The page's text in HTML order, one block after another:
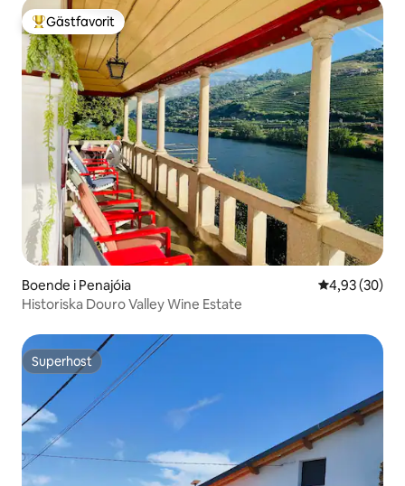
Populär gästfavorit
Gästfavorit
Boende i Penajóia 4,93 av 5 i
4,93 (30)
Historiska Douro Valley Wine Estate
Superhost
Superhost